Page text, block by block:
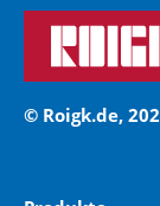
© Roigk.de,